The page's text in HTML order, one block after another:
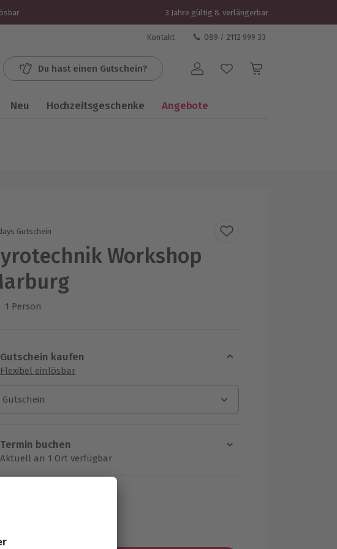
3 Jahre gültig & verlängerbar
Kontakt 089 / 2112 999 33
Du hast einen Gutschein? Benutzerkonto
Neu Hochzeitsgeschenke Angebote
Gutschein
Workshop
1 Person
Gutschein kaufen
Flexibel einlösbar
Gutschein
Gutschein
Termin buchen
Aktuell an 1 Ort verfügbar
Wähle im nächsten Schritt einen Termin aus